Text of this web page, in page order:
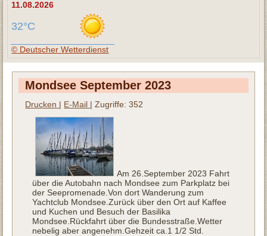
11.08.2026
32°C
© Deutscher Wetterdienst
Mondsee September 2023
Drucken | E-Mail | Zugriffe: 352
Am 26.September 2023 Fahrt
über die Autobahn nach Mondsee zum Parkplatz bei
der Seepromenade.Von dort Wanderung zum
Yachtclub Mondsee.Zurück über den Ort auf Kaffee
und Kuchen und Besuch der Basilika
Mondsee.Rückfahrt über die Bundesstraße.Wetter
nebelig aber angenehm.Gehzeit ca.1 1/2 Std.